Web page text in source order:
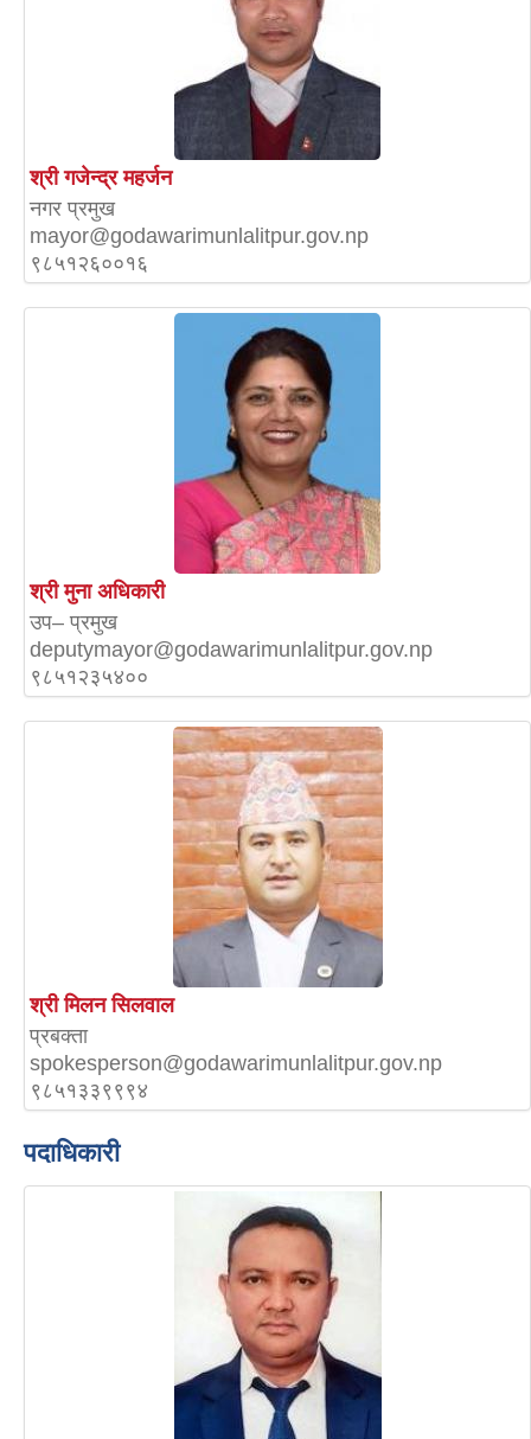
श्री गजेन्द्र महर्जन
नगर प्रमुख
mayor@godawarimunlalitpur.gov.np
९८५१२६००१६
श्री मुना अधिकारी
उप– प्रमुख
deputymayor@godawarimunlalitpur.gov.np
९८५१२३५४००
श्री मिलन सिलवाल
प्रबक्ता
spokesperson@godawarimunlalitpur.gov.np
९८५१३३९९९४
पदाधिकारी